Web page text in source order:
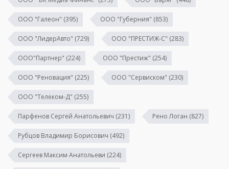
ООО "Галеон" (395) ООО "Губерния" (853)
ООО "ЛидерАвто" (729) ООО "ПРЕСТИЖ-С" (283)
ООО"Партнер" (224) ООО "Престиж" (254)
ООО "Реновация" (225) ООО "Сервиском" (230)
ООО "Телеком-Д" (255)
Парфенов Сергей Анатольевич (231) Рено Логан (827)
Рубцов Владимир Борисович (492)
Сергеев Максим Анатольеви (224)